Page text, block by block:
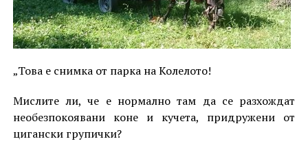
„Това е снимка от парка на Колелото!
Мислите ли, че е нормално там да се разхождат
необезпокоявани коне и кучета, придружени от
цигански групички?